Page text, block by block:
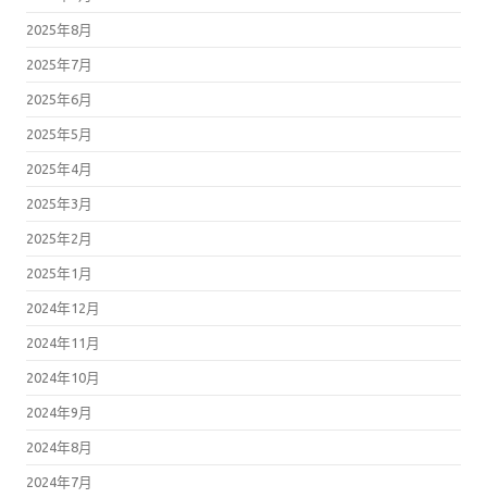
2025年8月
2025年7月
2025年6月
2025年5月
2025年4月
2025年3月
2025年2月
2025年1月
2024年12月
2024年11月
2024年10月
2024年9月
2024年8月
2024年7月